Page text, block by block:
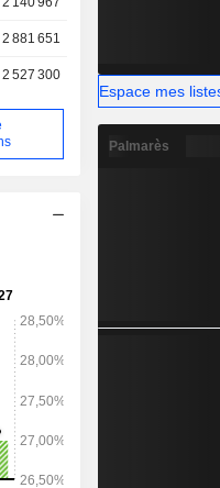
2 881 651
2 527 300
Espace mes
Palmarès